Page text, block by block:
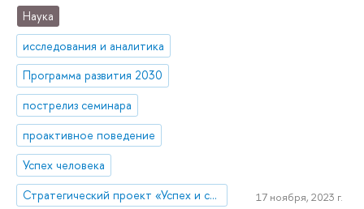
Наука
исследования и аналитика
Программа развития 2030
пострелиз семинара
проактивное поведение
Успех человека
Стратегический проект «Успех и самостоятельность человека в меняющемся мире»
17 ноября, 2023 г.